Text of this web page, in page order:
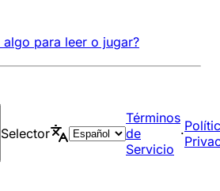
algo para leer o jugar?
Selector
Términos
de
Servicio
·